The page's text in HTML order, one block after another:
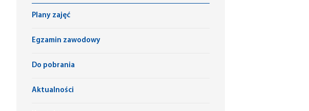
Plany zajęć
Egzamin zawodowy
Do pobrania
Aktualności